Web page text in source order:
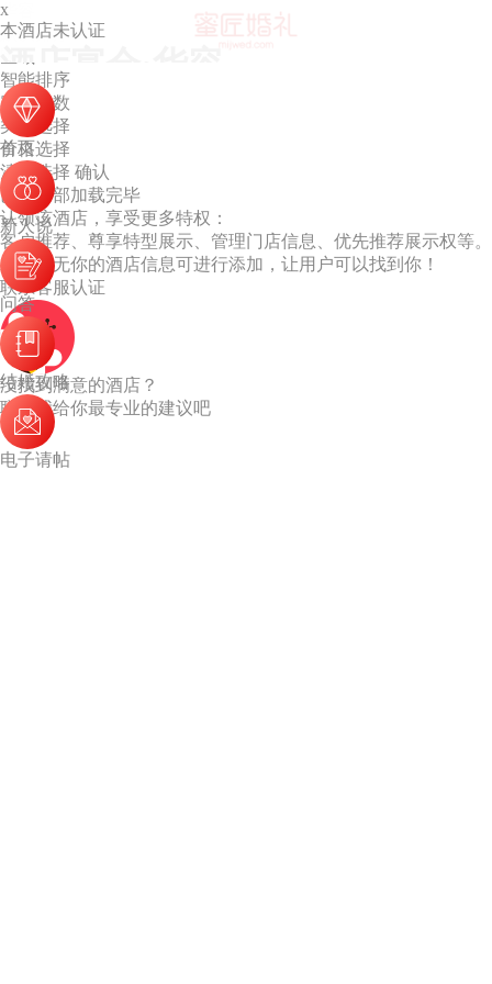
酒店宴会·华容
首页
新人说
问答
结婚攻略
电子请帖
华容
默认排序
智能排序
容纳桌数
类型选择
价格选择
清空选择 确认
已经全部加载完毕
x
本酒店未认证
认领该酒店，享受更多特权：
客户推荐、尊享特型展示、管理门店信息、优先推荐展示权等。
若列表无你的酒店信息可进行添加，让用户可以找到你！
联系客服认证
没找到满意的酒店？
联系我给你最专业的建议吧